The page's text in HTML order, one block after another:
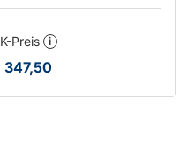
Preis i
347,50